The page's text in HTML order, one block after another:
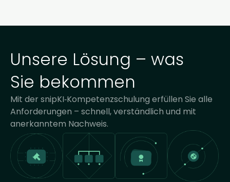
Unsere Lösung – was
Sie bekommen
Mit der snipKI‑Kompetenzschulung erfüllen Sie alle
Anforderungen – schnell, verständlich und mit
anerkanntem Nachweis.